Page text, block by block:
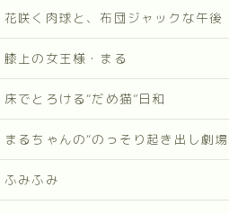
花咲く肉球と、布団ジャックな午後
膝上の女王様・まる
床でとろける“だめ猫”日和
まるちゃんの“のっそり起き出し劇場
ふみふみ